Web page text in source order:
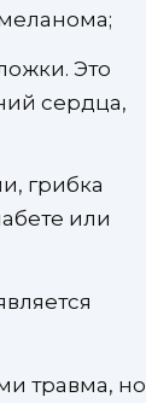
Это
сердца,
грибка
или
травма, но